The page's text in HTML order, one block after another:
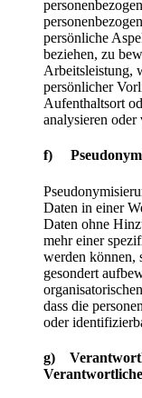
persönliche
beziehen, zu
Arbeitsleistung,
persönlicher
Aufenthaltsort
analysieren oder
f)
Daten in einer
Daten ohne
mehr einer
werden können,
gesondert
dass die
oder
g)